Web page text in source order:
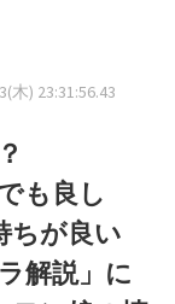
木) 23:31:56.43
も良し
ちが良い
解説」に